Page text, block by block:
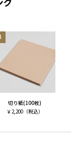
切り紙(100枚)
￥2,200（税込）